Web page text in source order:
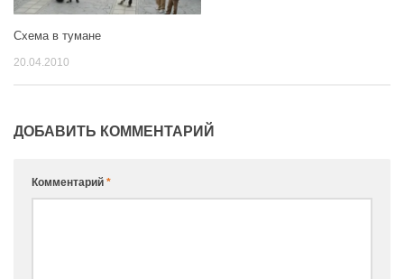
Схема в тумане
20.04.2010
ДОБАВИТЬ КОММЕНТАРИЙ
Комментарий *